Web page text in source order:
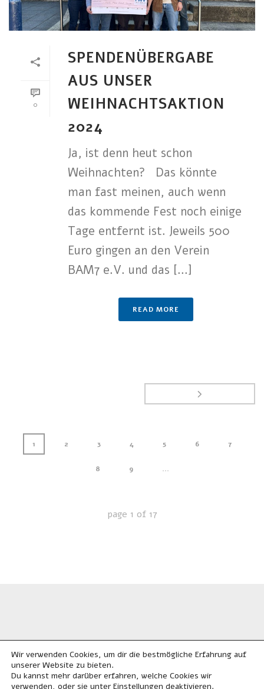
0
SPENDENÜBERGABE
AUS UNSER
WEIHNACHTSAKTION
2024
Ja, ist denn heut schon
Weihnachten? Das könnte
man fast meinen, auch wenn
das kommende Fest noch einige
Tage entfernt ist. Jeweils 500
Euro gingen an den Verein
BAM7 e.V. und das [...]
READ MORE
1 2 3 4 5 6 7
8 9 ...
page 1 of 17
Alle Rechte vorbehalten. © 2023
Wir verwenden Cookies, um dir die bestmögliche Erfahrung auf
unserer Website zu bieten.
Du kannst mehr darüber erfahren, welche Cookies wir
verwenden, oder sie unter Einstellungen deaktivieren.